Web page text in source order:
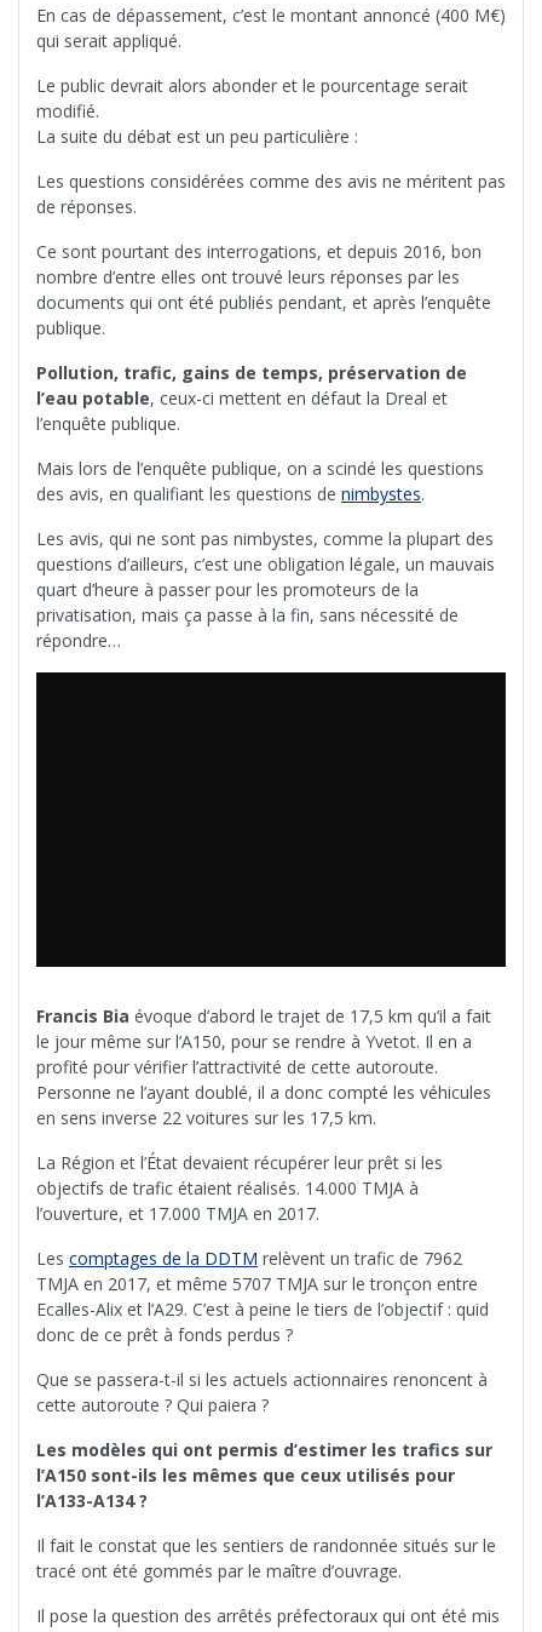
En cas de dépassement, c’est le montant annoncé (400 M€)
qui serait appliqué.
Le public devrait alors abonder et le pourcentage serait
modifié.
La suite du débat est un peu particulière :
Les questions considérées comme des avis ne méritent pas
de réponses.
Ce sont pourtant des interrogations, et depuis 2016, bon
nombre d’entre elles ont trouvé leurs réponses par les
documents qui ont été publiés pendant, et après l’enquête
publique.
Pollution, trafic, gains de temps, préservation de
l’eau potable, ceux-ci mettent en défaut la Dreal et
l’enquête publique.
Mais lors de l’enquête publique, on a scindé les questions
des avis, en qualifiant les questions de nimbystes.
Les avis, qui ne sont pas nimbystes, comme la plupart des
questions d’ailleurs, c’est une obligation légale, un mauvais
quart d’heure à passer pour les promoteurs de la
privatisation, mais ça passe à la fin, sans nécessité de
répondre…
Francis Bia évoque d’abord le trajet de 17,5 km qu’il a fait
le jour même sur l’A150, pour se rendre à Yvetot. Il en a
profité pour vérifier l’attractivité de cette autoroute.
Personne ne l’ayant doublé, il a donc compté les véhicules
en sens inverse 22 voitures sur les 17,5 km.
La Région et l’État devaient récupérer leur prêt si les
objectifs de trafic étaient réalisés. 14.000 TMJA à
l’ouverture, et 17.000 TMJA en 2017.
Les comptages de la DDTM relèvent un trafic de 7962
TMJA en 2017, et même 5707 TMJA sur le tronçon entre
Ecalles-Alix et l’A29. C’est à peine le tiers de l’objectif : quid
donc de ce prêt à fonds perdus ?
Que se passera-t-il si les actuels actionnaires renoncent à
cette autoroute ? Qui paiera ?
Les modèles qui ont permis d’estimer les trafics sur
l’A150 sont-ils les mêmes que ceux utilisés pour
l’A133-A134 ?
Il fait le constat que les sentiers de randonnée situés sur le
tracé ont été gommés par le maître d’ouvrage.
Il pose la question des arrêtés préfectoraux qui ont été mis